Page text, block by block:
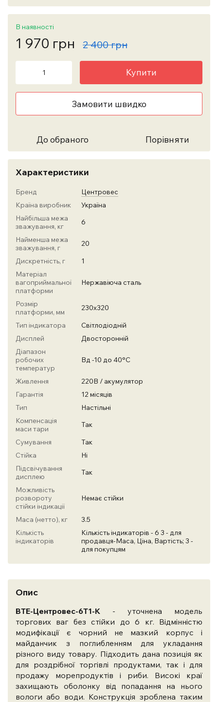
В наявності
1 970 грн 2 400 грн
Купити
Замовити швидко
До обраного Порівняти
Характеристики
Бренд
Центровес
Країна виробник
Україна
Найбільша межа
зважування, кг
6
Найменша межа
зважування, г
20
Дискретність, г
1
Матеріал
вагоприймальної
платформи
Нержавіюча сталь
Розмір
платформи, мм
230х320
Тип індикатора
Світлодіодній
Дисплей
Двосторонній
Діапазон
робочих
температур
Вд -10 до 40°С
Живлення
220В / акумулятор
Гарантія
12 місяців
Тип
Настільні
Компенсація
маси тари
Так
Сумування
Так
Стійка
Ні
Підсвічування
дисплею
Так
Можливість
розвороту
стійки індикації
Немає стійки
Маса (нетто), кг
3.5
Кількість
індикаторів
Кількість індикаторів - 6 3 - для
продавця-Маса, Ціна, Вартість; 3 -
для покупцям
Опис
ВТЕ-Центровес-6Т1-К - уточнена модель
торгових ваг без стійки до 6 кг. Відмінністю
модифікації є чорний не мазкий корпус і
майданчик з поглибленням для укладання
різного виду товару. Підходить дана позиція як
для роздрібної торгівлі продуктами, так і для
продажу морепродуктів і риби. Високі краї
захищають оболонку від попадання на нього
вологи або води. Конструкція зроблена таким